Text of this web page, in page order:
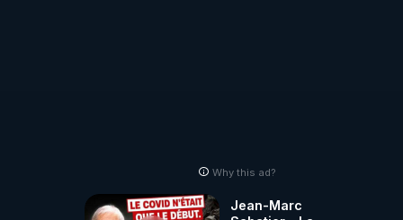
Why this ad?
Jean-Marc